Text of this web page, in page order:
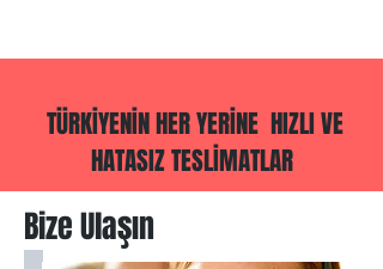
TÜRKİYENİN HER YERİNE HIZLI VE
HATASIZ TESLİMATLAR
Bize Ulaşın